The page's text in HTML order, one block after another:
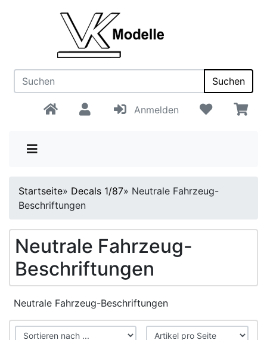
Suchen
Anmelden
Startseite» Decals 1/87» Neutrale Fahrzeug-
Beschriftungen
Neutrale Fahrzeug-
Beschriftungen
Neutrale Fahrzeug-Beschriftungen